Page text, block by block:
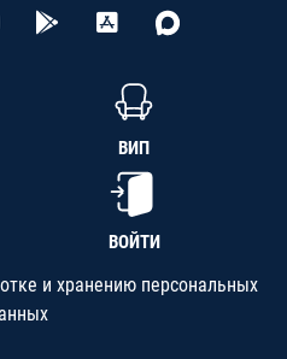
ВИП
ВОЙТИ
и хранению персональных